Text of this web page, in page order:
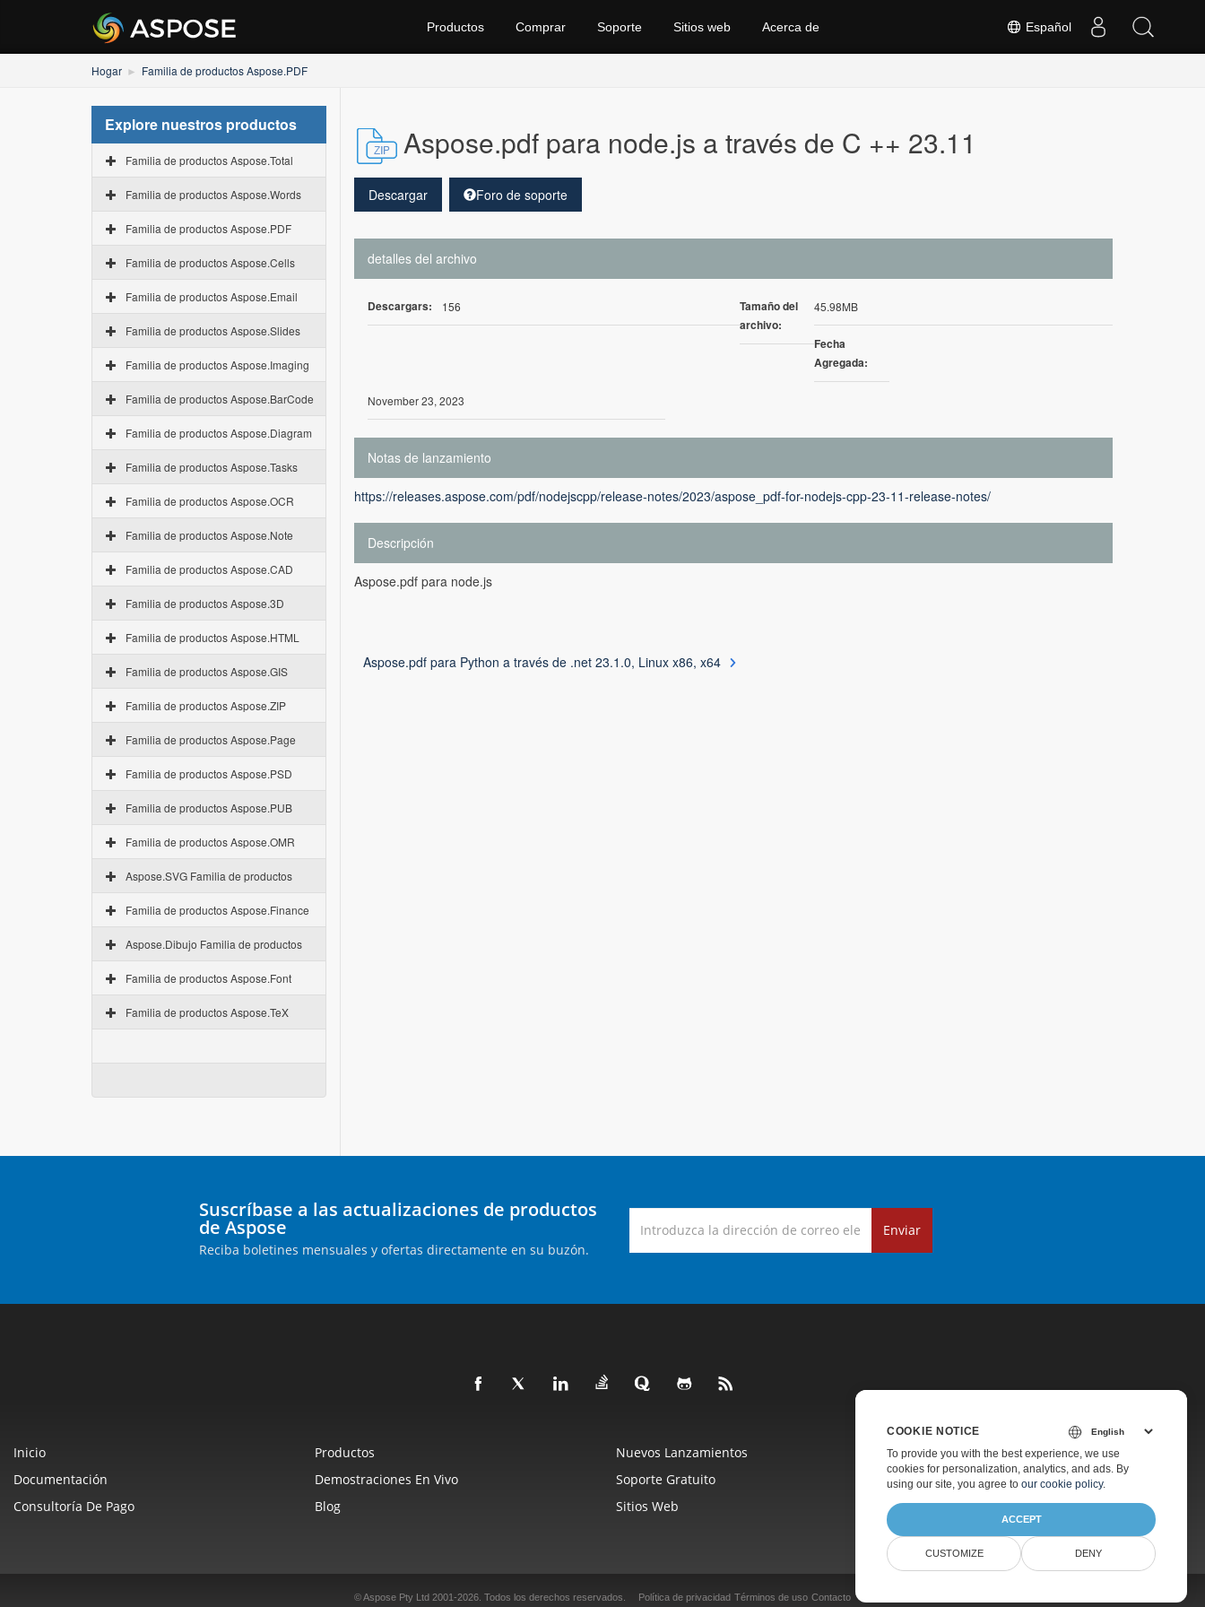
Español
Productos Comprar Soporte Sitios web Acerca de
Hogar Familia de productos Aspose.PDF
Explore nuestros productos
Familia de productos Aspose.Total
Familia de productos Aspose.Words
Familia de productos Aspose.PDF
Familia de productos Aspose.Cells
Familia de productos Aspose.Email
Familia de productos Aspose.Slides
Familia de productos Aspose.Imaging
Familia de productos Aspose.BarCode
Familia de productos Aspose.Diagram
Familia de productos Aspose.Tasks
Familia de productos Aspose.OCR
Familia de productos Aspose.Note
Familia de productos Aspose.CAD
Familia de productos Aspose.3D
Familia de productos Aspose.HTML
Familia de productos Aspose.GIS
Familia de productos Aspose.ZIP
Familia de productos Aspose.Page
Familia de productos Aspose.PSD
Familia de productos Aspose.PUB
Familia de productos Aspose.OMR
Aspose.SVG Familia de productos
Familia de productos Aspose.Finance
Aspose.Dibujo Familia de productos
Familia de productos Aspose.Font
Familia de productos Aspose.TeX
Aspose.pdf para node.js a través de C ++ 23.11
Descargar Foro de soporte
detalles del archivo
Descargars: 156
Tamaño del
archivo:
45.98MB
Fecha
Agregada:
November 23, 2023
Notas de lanzamiento
https://releases.aspose.com/pdf/nodejscpp/release-notes/2023/aspose_pdf-for-nodejs-cpp-23-11-release-notes/
Descripción
Aspose.pdf para node.js
Aspose.pdf para Python a través de .net 23.1.0, Linux x86, x64
Suscríbase a las actualizaciones de productos
de Aspose
Reciba boletines mensuales y ofertas directamente en su buzón.
Enviar
Inicio Productos Nuevos Lanzamientos
Precios
Documentación
Demostraciones En Vivo Soporte Gratuito
Soporte De Pago
Consultoría De Pago
Blog Sitios Web Acerca De
© Aspose Pty Ltd 2001-2026. Todos los derechos reservados. Política de privacidad Términos de uso Contacto
COOKIE NOTICE
To provide you with the best experience, we use
cookies for personalization, analytics, and ads. By
using our site, you agree to our cookie policy.
ACCEPT
CUSTOMIZE DENY